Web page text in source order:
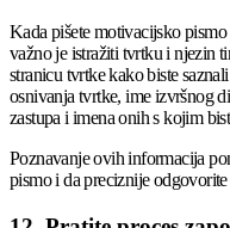
Kada pišete motivacijsko
važno je istražiti tvrtku i njezin
stranicu tvrtke kako biste
osnivanja tvrtke, ime izvršnog
zastupa i imena onih s kojim
Poznavanje ovih informacija
pismo i da preciznije